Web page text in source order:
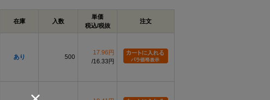
在庫 入数
単価
税込/税抜
注文
あり 500
17.96円
16.33円